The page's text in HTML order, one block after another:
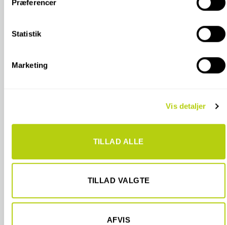
Hvis du tillader det, vil vi også gerne:
kan være nøjagtig inden for få meter
Identificere din enhed baseret på en scanning af
Dine valg anvendes på hele websitet.
til at vise dig funktioner til sociale medier og til at analysere
annonceringspartnere og analysepartnere. Vores partnere
givet dem, eller som de har indsamlet fra din brug af deres
Præferencer
Statistik
Marketing
Vis detaljer
TILLAD ALLE
TILLAD VALGTE
AFVIS